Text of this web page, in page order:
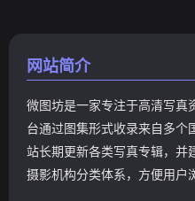
式浏览完整图片内容，同时
支持PC端键盘切换和移动端
流畅的阅读体验。
网站简介
微图坊是一家专注于高清写真
台通过图集形式收录来自多个
站长期更新各类写真专辑，并
摄影机构分类体系，方便用户